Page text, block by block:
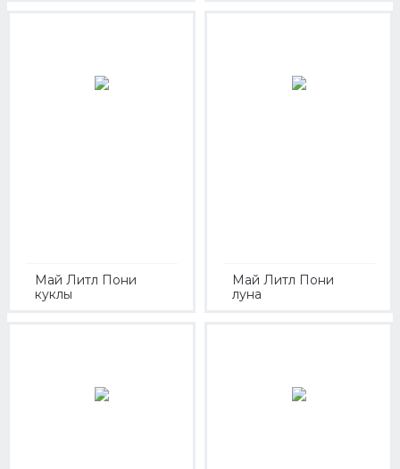
Май Литл Пони
куклы
Май Литл Пони
луна